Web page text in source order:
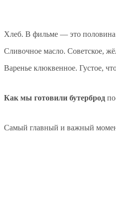
Хлеб. В фильме — это половина
Сливочное масло. Советское,
Варенье клюквенное. Густое,
Как мы готовили бутерброд
Самый главный и важный